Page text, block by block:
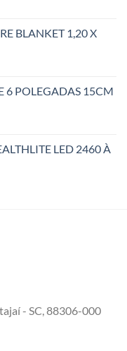
BLANKET 1,20 X
6 POLEGADAS 15CM
LED 2460 À
- SC, 88306-000